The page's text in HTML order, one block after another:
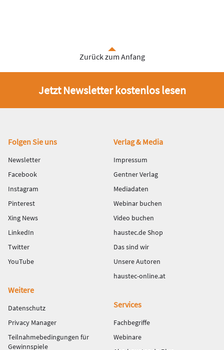
Zurück zum Anfang
Jetzt Newsletter kostenlos lesen
Fußbereich
Folgen Sie uns
Newsletter
Facebook
Instagram
Pinterest
Xing News
LinkedIn
Twitter
YouTube
Verlag & Media
Impressum
Gentner Verlag
Mediadaten
Webinar buchen
Video buchen
haustec.de Shop
Das sind wir
Unsere Autoren
haustec-online.at
Weitere
Datenschutz
Privacy Manager
Teilnahmebedingungen für
Gewinnspiele
Services
Fachbegriffe
Webinare